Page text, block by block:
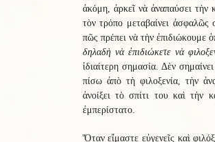
ἀκόμη, ἀρκεῖ νὰ ἀναπαύσει τὴν
τὸν τρόπο μεταβαίνει ἀσφαλῶς
πῶς πρέπει νὰ τὴν ἐπιδιώκουμε
δηλαδὴ νὰ ἐπιδιώκετε νὰ
ἰδιαίτερη σημασία. Δὲν
πίσω ἀπὸ τὴ φιλοξενία, τὴν
ἀνοίξει τὸ σπίτι του καὶ τὴν
ἐμπερίστατο.
Ὅταν εἴμαστε εὐγενεῖς καὶ